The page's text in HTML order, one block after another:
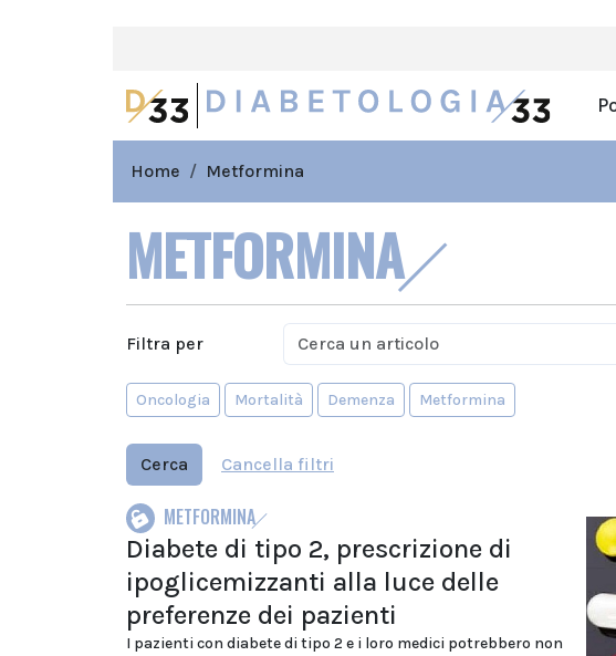
Home Metformina
METFORMINA
Filtra per
Oncologia Mortalità Demenza Metformina
Cerca Cancella filtri
METFORMINA
Diabete di tipo 2, prescrizione di
ipoglicemizzanti alla luce delle
preferenze dei pazienti
I pazienti con diabete di tipo 2 e i loro medici potrebbero non